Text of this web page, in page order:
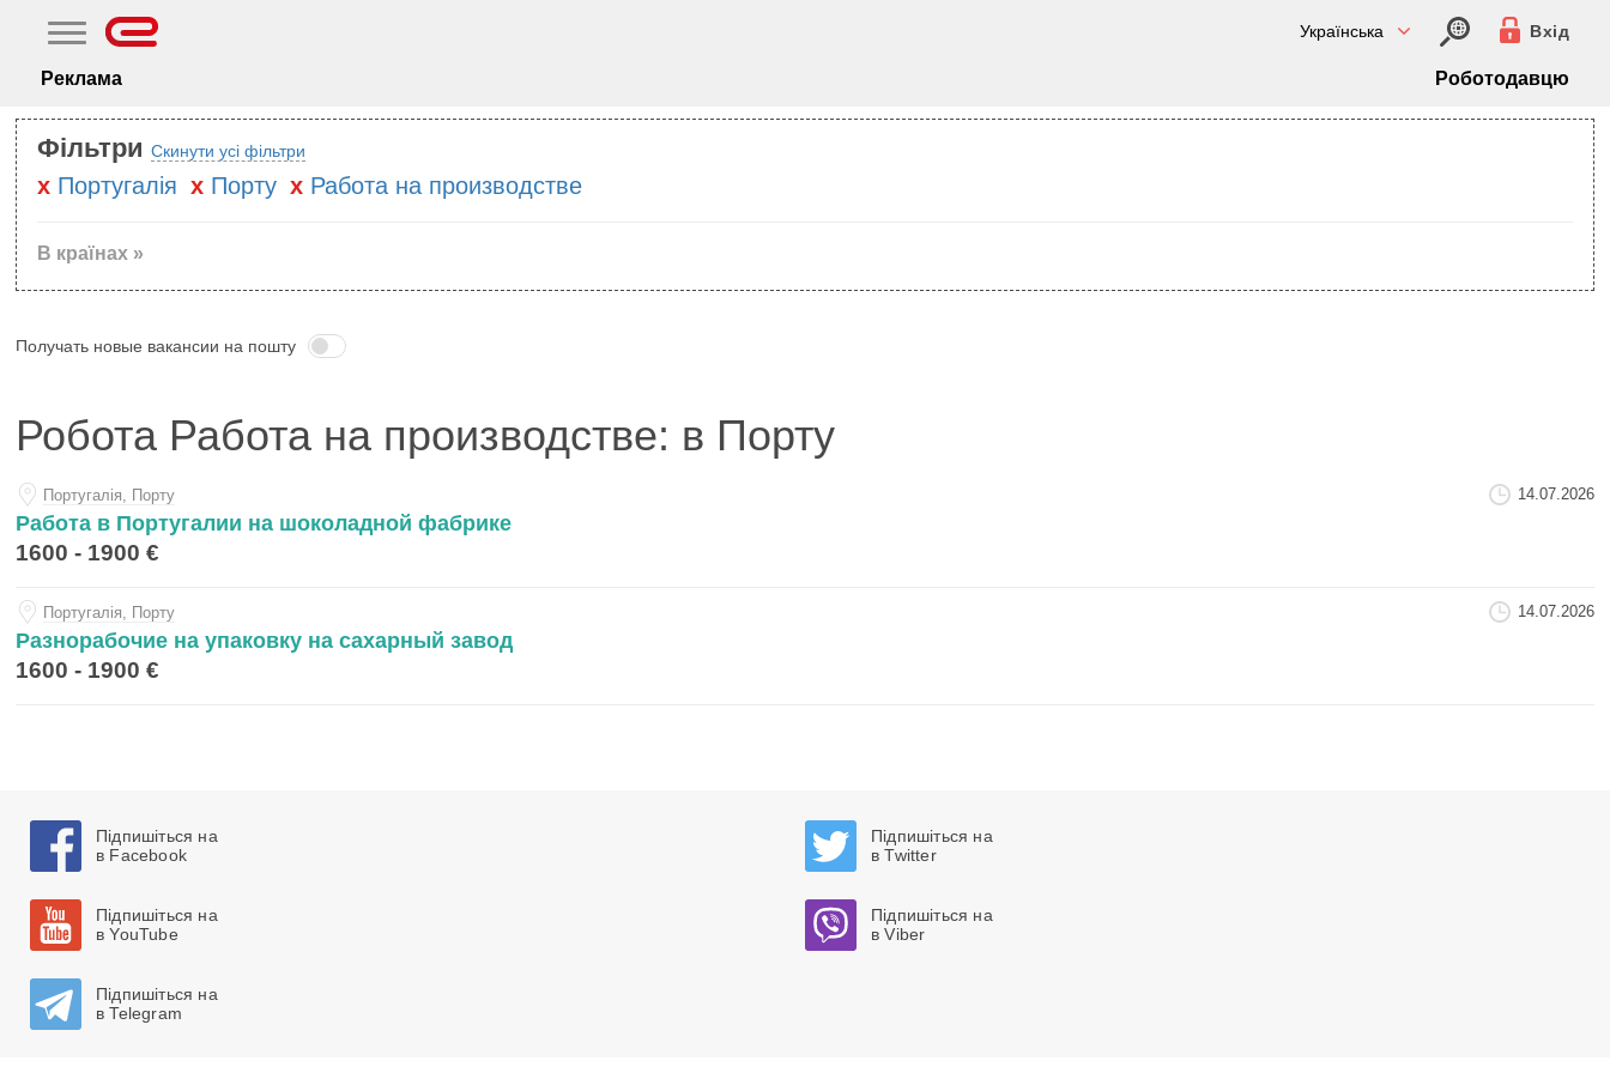
Українська Вхід
Реклама Роботодавцю
Фільтри Скинути усі фільтри
Португалiя Порту Работа на производстве
В країнах »
Получать новые вакансии на пошту
Робота Работа на производстве: в Порту
Португалiя, Порту 14.07.2026
Работа в Португалии на шоколадной фабрике
1600 - 1900 €
Португалiя, Порту 14.07.2026
Разнорабочие на упаковку на сахарный завод
1600 - 1900 €
Підпишіться на
в Facebook
Підпишіться на
в Twitter
Підпишіться на
в YouTube
Підпишіться на
в Viber
Підпишіться на
в Telegram